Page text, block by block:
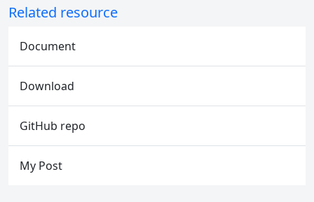
Related resource
Document
Download
GitHub repo
My Post